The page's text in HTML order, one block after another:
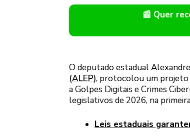
📰 Quer
O deputado estadual
(ALEP), protocolou um projeto
a Golpes Digitais e Crimes
legislativos de 2026, na
Leis estaduais